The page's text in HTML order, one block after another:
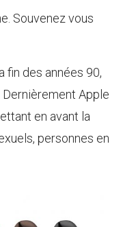
Souvenez vous
fin des années 90,
Apple
en avant la
personnes en